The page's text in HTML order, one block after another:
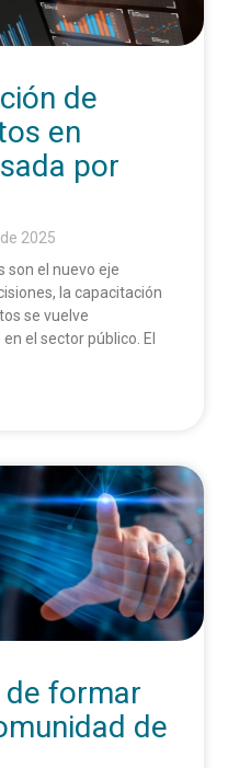
de
en
por
2025
son el nuevo eje
la capacitación
se vuelve
el sector público. El
formar
de